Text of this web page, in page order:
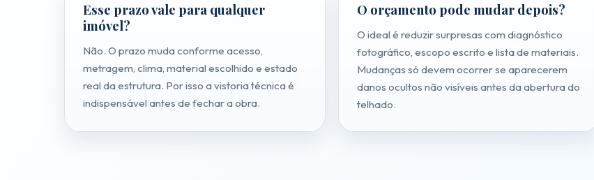
Esse prazo vale para qualquer
imóvel?
Não. O prazo muda conforme acesso,
metragem, clima, material escolhido e estado
real da estrutura. Por isso a vistoria técnica é
indispensável antes de fechar a obra.
O orçamento pode mudar depois?
O ideal é reduzir surpresas com diagnóstico
fotográfico, escopo escrito e lista de materiais.
Mudanças só devem ocorrer se aparecerem
danos ocultos não visíveis antes da abertura do
telhado.